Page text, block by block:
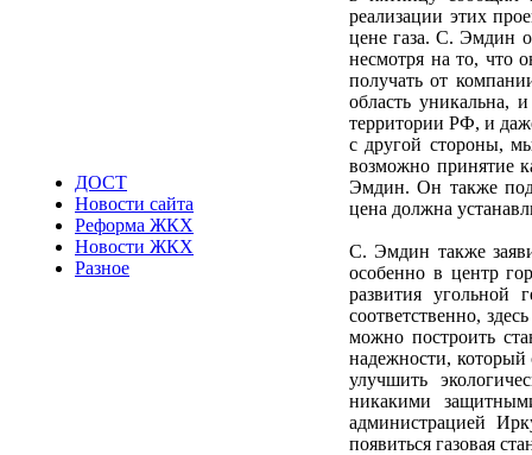
ДОСТ
Новости сайта
Реформа ЖКХ
Новости ЖКХ
Разное
реализации этих
цене газа. С. Эмдин
несмотря на то, что
получать от
область уникальна,
территории РФ, и
с другой стороны,
возможно принятие
Эмдин. Он также
цена должна
С. Эмдин также
особенно в центр
развития угольной
соответственно,
можно построить
надежности, который
улучшить
никакими
администрацией
появиться газовая